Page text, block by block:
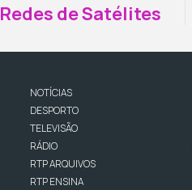
Redes de Satélites
NOTÍCIAS
DESPORTO
TELEVISÃO
RÁDIO
RTP ARQUIVOS
RTP ENSINA